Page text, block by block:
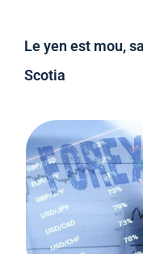
Le yen est mou,
Scotia